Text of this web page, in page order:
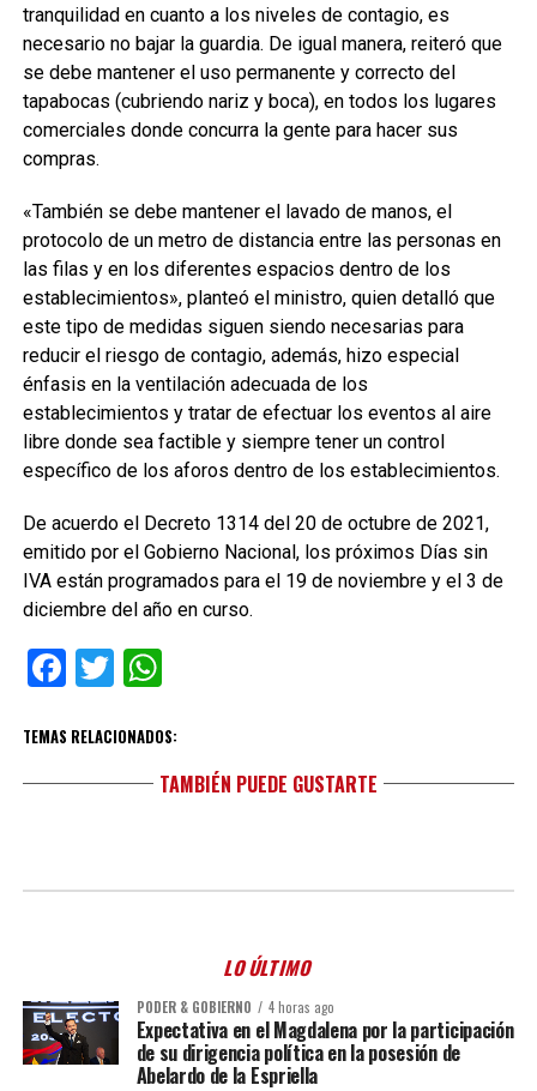
tranquilidad en cuanto a los niveles de contagio, es
necesario no bajar la guardia. De igual manera, reiteró que
se debe mantener el uso permanente y correcto del
tapabocas (cubriendo nariz y boca), en todos los lugares
comerciales donde concurra la gente para hacer sus
compras.
«También se debe mantener el lavado de manos, el
protocolo de un metro de distancia entre las personas en
las filas y en los diferentes espacios dentro de los
establecimientos», planteó el ministro, quien detalló que
este tipo de medidas siguen siendo necesarias para
reducir el riesgo de contagio, además, hizo especial
énfasis en la ventilación adecuada de los
establecimientos y tratar de efectuar los eventos al aire
libre donde sea factible y siempre tener un control
específico de los aforos dentro de los establecimientos.
De acuerdo el Decreto 1314 del 20 de octubre de 2021,
emitido por el Gobierno Nacional, los próximos Días sin
IVA están programados para el 19 de noviembre y el 3 de
diciembre del año en curso.
Facebook
TwitterWhatsApp
TEMAS RELACIONADOS:
TAMBIÉN PUEDE GUSTARTE
LO ÚLTIMO
PODER & GOBIERNO 4 horas ago
Expectativa en el Magdalena por la participación
de su dirigencia política en la posesión de
Abelardo de la Espriella